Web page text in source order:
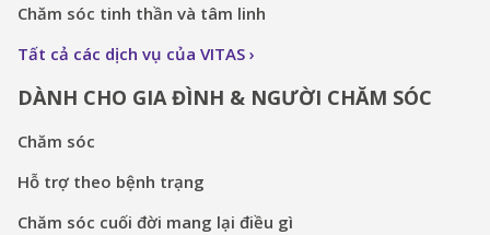
Chăm sóc tinh thần và tâm linh
Tất cả các dịch vụ của VITAS
DÀNH CHO GIA ĐÌNH & NGƯỜI CHĂM SÓC
Chăm sóc
Hỗ trợ theo bệnh trạng
Chăm sóc cuối đời mang lại điều gì